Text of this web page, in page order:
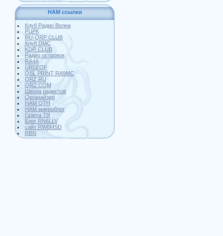
HAM ссылки
Клуб Радио Волна
РЦРК
RU-QRP CLUB
Клуб DMC
KDR CLUB
Радио островок
RA4A
UR5EQF
QSL PRINT RA9MC
QRZ RU
QRZ COM
Школа радистов
Органайзер
HAM QTH
HAM микроблог
Газета 73!
Блог RN6LLV
сайт RW6MSD
RBN